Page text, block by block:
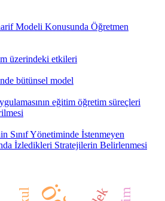
Modeli Konusunda Öğretmen
üzerindeki etkileri
bütünsel model
eğitim öğretim süreçleri
Sınıf Yönetiminde İstenmeyen
İzledikleri Stratejilerin Belirlenmesi